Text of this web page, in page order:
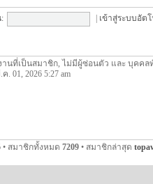
เข้าสู่ระบบอัต
านที่เป็นสมาชิก, ไม่มีผู้ซ่อนตัว และ บุคคล
01, 2026 5:27 am
• สมาชิกทั้งหมด 7209 • สมาชิกล่าสุด